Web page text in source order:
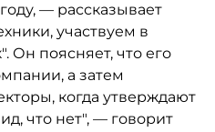
— рассказывает
участвуем в
Он поясняет, что его
а затем
когда утверждают
что нет", — говорит